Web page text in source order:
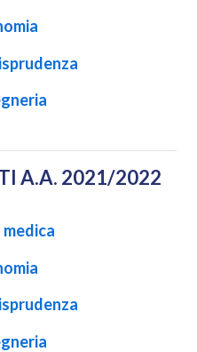
A.A. 2021/2022